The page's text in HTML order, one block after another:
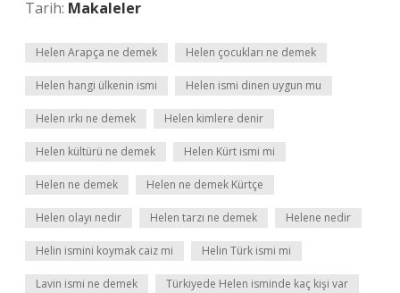
Tarih: Makaleler
Helen Arapça ne demek Helen çocukları ne demek
Helen hangi ülkenin ismi Helen ismi dinen uygun mu
Helen ırkı ne demek Helen kimlere denir
Helen kültürü ne demek Helen Kürt ismi mi
Helen ne demek Helen ne demek Kürtçe
Helen olayı nedir Helen tarzı ne demek Helene nedir
Helin ismini koymak caiz mi Helin Türk ismi mi
Lavin ismi ne demek Türkiyede Helen isminde kaç kişi var